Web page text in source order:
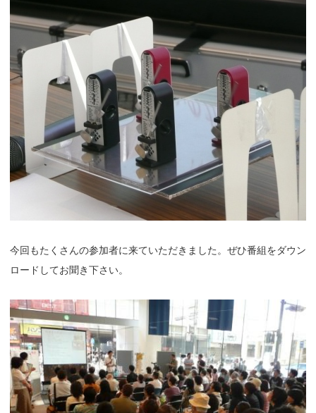
今回もたくさんの参加者に来ていただきました。ぜひ番組をダウン
ロードしてお聞き下さい。